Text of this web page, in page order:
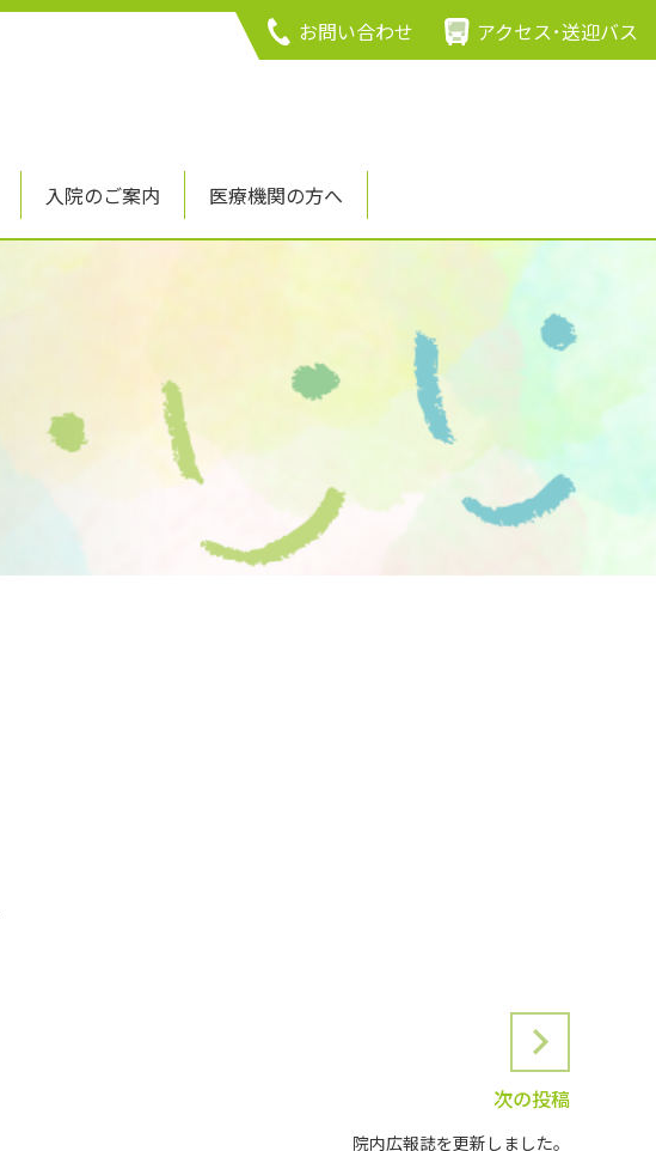
お問い合わせ アクセス･送迎バス
入院のご案内 医療機関の方へ
次の投稿
院内広報誌を更新しました。